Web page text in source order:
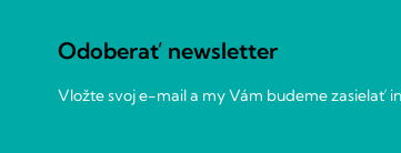
Odoberať newsletter
Vložte svoj e-mail a my Vám budeme zasielať